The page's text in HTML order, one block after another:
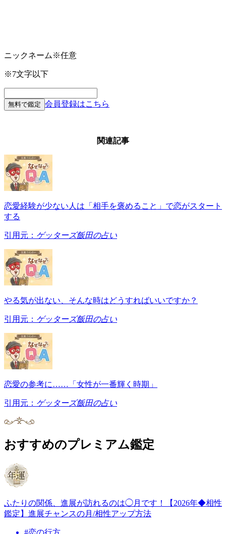
ニックネーム ※任意
※7文字以下
無料で鑑定 会員登録はこちら
関連記事
恋愛経験が少ない人は「相手を褒めること」で恋がスタート
する
引用元： ゲッターズ飯田の占い
やる気が出ない、そんな時はどうすればいいですか？
引用元： ゲッターズ飯田の占い
恋愛の参考に……「女性が一番輝く時期」
引用元： ゲッターズ飯田の占い
おすすめのプレミアム鑑定
ふたりの関係、進展が訪れるのは◯月です！【2026年◆相性
鑑定】進展チャンスの月/相性アップ方法
#恋の行方